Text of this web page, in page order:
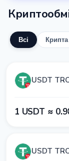
Всі
USDT
1​ USDT ≈
USDT